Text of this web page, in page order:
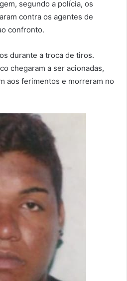
segundo a polícia, os
contra os agentes de
confronto.
durante a troca de tiros.
chegaram a ser acionadas,
aos ferimentos e morreram no